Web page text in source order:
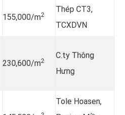
155,000/m2
Thép CT3,
TCXDVN
230,600/m2
C.ty Thông
Hưng
Tole Hoasen,